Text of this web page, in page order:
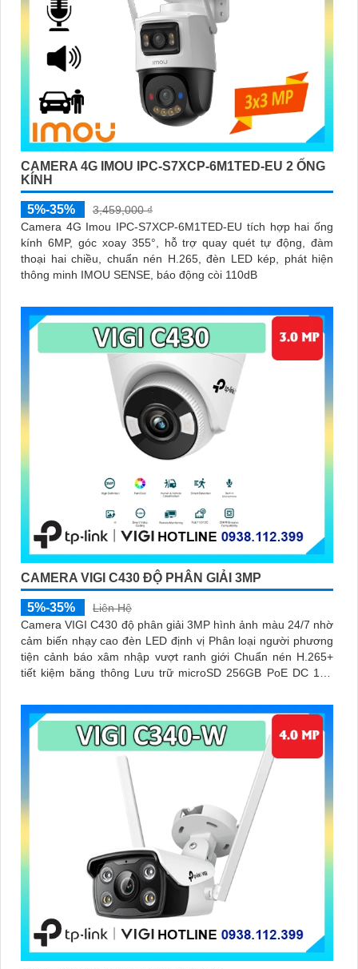
CAMERA 4G IMOU IPC-S7XCP-6M1TED-EU 2 ỐNG
KÍNH
5%-35%
3,459,000 ₫
Camera 4G Imou IPC-S7XCP-6M1TED-EU tích hợp hai ống
kính 6MP, góc xoay 355°, hỗ trợ quay quét tự động, đàm
thoại hai chiều, chuẩn nén H.265, đèn LED kép, phát hiện
thông minh IMOU SENSE, báo động còi 110dB
CAMERA VIGI C430 ĐỘ PHÂN GIẢI 3MP
5%-35%
Liên Hệ
Camera VIGI C430 độ phân giải 3MP hình ảnh màu 24/7 nhờ
cảm biến nhạy cao đèn LED định vị Phân loại người phương
tiện cảnh báo xâm nhập vượt ranh giới Chuẩn nén H.265+
tiết kiệm băng thông Lưu trữ microSD 256GB PoE DC 12V